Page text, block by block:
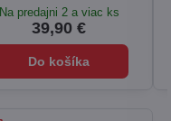
Na predajni 2 a viac ks
39,90 €
Do košíka